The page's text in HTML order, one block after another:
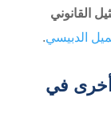
القانوني
الدبيسي.
أخرى في